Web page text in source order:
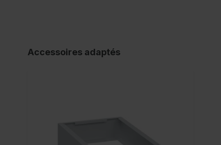
Accessoires adaptés